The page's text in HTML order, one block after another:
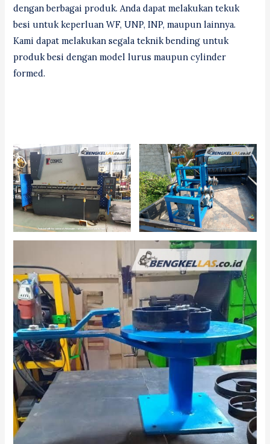
dengan berbagai produk. Anda dapat melakukan tekuk
besi untuk keperluan WF, UNP, INP, maupun lainnya.
Kami dapat melakukan segala teknik bending untuk
produk besi dengan model lurus maupun cylinder
formed.